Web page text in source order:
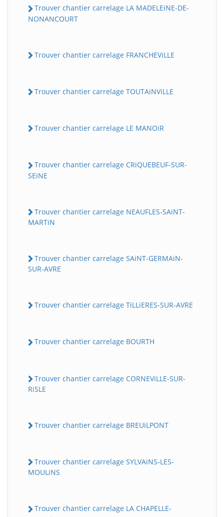
Trouver chantier carrelage LA MADELEiNE-DE-
NONANCOURT
Trouver chantier carrelage FRANCHEViLLE
Trouver chantier carrelage TOUTAiNViLLE
Trouver chantier carrelage LE MANOiR
Trouver chantier carrelage CRiQUEBEUF-SUR-
SEiNE
Trouver chantier carrelage NEAUFLES-SAiNT-
MARTiN
Trouver chantier carrelage SAiNT-GERMAiN-
SUR-AVRE
Trouver chantier carrelage TiLLiERES-SUR-AVRE
Trouver chantier carrelage BOURTH
Trouver chantier carrelage CORNEViLLE-SUR-
RiSLE
Trouver chantier carrelage BREUiLPONT
Trouver chantier carrelage SYLVAiNS-LES-
MOULiNS
Trouver chantier carrelage LA CHAPELLE-